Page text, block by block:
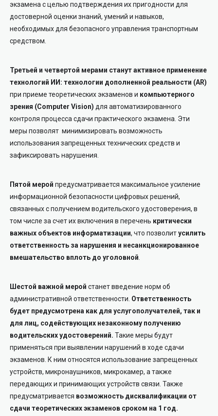
экзамена с целью подтверждения их пригодности для
достоверной оценки знаний, умений и навыков,
необходимых для безопасного управления транспортным
средством.
Третьей и четвертой мерами станут активное применение
технологий ИИ: технологии дополненной реальности (AR)
при приеме теоретических экзаменов и компьютерного
зрения (Computer Vision) для автоматизированного
контроля процесса сдачи практического экзамена. Эти
меры позволят минимизировать возможность
использования запрещенных технических средств и
зафиксировать нарушения.
Пятой мерой предусматривается максимальное усиление
информационной безопасности цифровых решений,
связанных с получением водительского удостоверения, в
том числе за счет их включения в перечень критически
важных объектов информатизации, что позволитусилить
ответственность за нарушения и несанкционированное
вмешательство вплоть до уголовной
Шестой важной мерой станет введение норм об
административной ответственности. Ответственность
будет предусмотрена как для услугополучателей, так и
для лиц, содействующих незаконному получению
водительских удостоверений. Такие меры будут
применяться при выявлении нарушений в ходе сдачи
экзаменов. К ним относятся использование запрещенных
устройств, микронаушников, микрокамер, а также
передающих и принимающих устройств связи. Также
предусматривается возможность дисквалификации от
сдачи теоретических экзаменов сроком на 1 год.